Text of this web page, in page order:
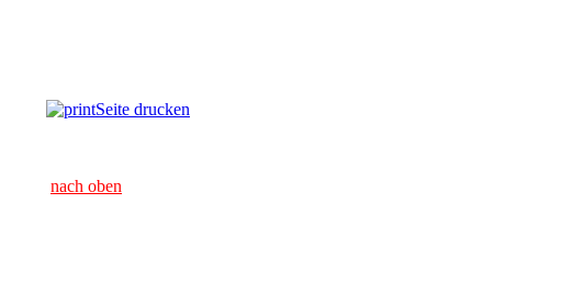
Seite drucken
nach oben